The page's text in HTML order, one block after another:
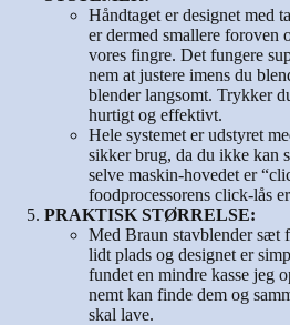
Håndtaget er designet med
er dermed smallere foroven
vores fingre. Det fungere
nem at justere imens du
blender langsomt. Trykker
hurtigt og effektivt.
Hele systemet er udstyret
sikker brug, da du ikke kan
selve maskin-hovedet er
foodprocessorens click-lås
PRAKTISK STØRRELSE:
Med Braun stavblender sæt
lidt plads og designet er
fundet en mindre kasse jeg
nemt kan finde dem og
skal lave.